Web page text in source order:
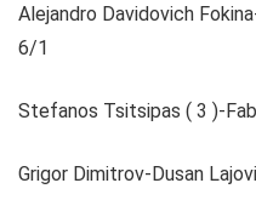
Alejandro Davidovich
6/1
Stefanos Tsitsipas ( 3 )-
Grigor Dimitrov-Dusan